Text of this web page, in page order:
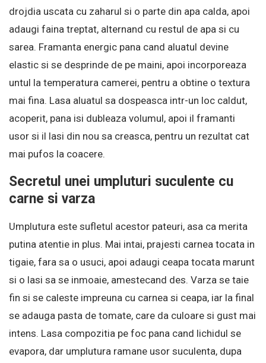
drojdia uscata cu zaharul si o parte din apa calda, apoi
adaugi faina treptat, alternand cu restul de apa si cu
sarea. Framanta energic pana cand aluatul devine
elastic si se desprinde de pe maini, apoi incorporeaza
untul la temperatura camerei, pentru a obtine o textura
mai fina. Lasa aluatul sa dospeasca intr-un loc caldut,
acoperit, pana isi dubleaza volumul, apoi il framanti
usor si il lasi din nou sa creasca, pentru un rezultat cat
mai pufos la coacere.
Secretul unei umpluturi suculente cu
carne si varza
Umplutura este sufletul acestor pateuri, asa ca merita
putina atentie in plus. Mai intai, prajesti carnea tocata in
tigaie, fara sa o usuci, apoi adaugi ceapa tocata marunt
si o lasi sa se inmoaie, amestecand des. Varza se taie
fin si se caleste impreuna cu carnea si ceapa, iar la final
se adauga pasta de tomate, care da culoare si gust mai
intens. Lasa compozitia pe foc pana cand lichidul se
evapora, dar umplutura ramane usor suculenta, dupa